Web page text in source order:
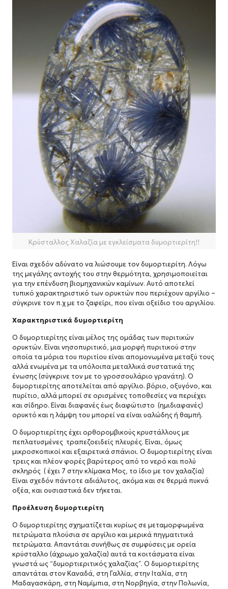
Κρύσταλλος Χαλαζία με εγκλείσματα δυμορτιερίτη!!
Είναι σχεδόν αδύνατο να λιώσουμε τον δυμορτιερίτη. Λόγω
της μεγάλης αντοχής του στην θερμότητα, χρησιμοποιείται
για την επένδυση βιομηχανικών καμίνων. Αυτό αποτελεί
τυπικό χαρακτηριστικό των ορυκτών που περιέχουν αργίλιο –
σύγκρινε τον π.χ με το ζαφείρι, που είναι οξείδιο του αργιλίου.
Χαρακτηριστικά δυμορτιερίτη
Ο δυμορτιερίτης είναι μέλος της ομάδας των πυριτικών
ορυκτών. Είναι νησοπυριτικό, μια μορφή πυριτικού στην
οποία τα μόρια του πυριτίου είναι απομονωμένα μεταξύ τους
αλλά ενωμένα με τα υπόλοιπα μεταλλικά συστατικά της
ένωσης (σύγκρινε τον με το γροσσουλάριο γρανάτη). Ο
δυμορτιερίτης αποτελείται από αργίλιο. βόριο, οξυγόνο, και
πυρίτιο, αλλά μπορεί σε ορισμένες τοποθεσίες να περιέχει
και σίδηρο. Είναι διαφανές έως διαφώτιστο (ημιδιαφανές)
ορυκτό και η λάμψη του μπορεί να είναι υαλώδης ή θαμπή.
Ο δυμορτιερίτης έχει ορθορομβικούς κρυστάλλους με
πεπλατυσμένες τραπεζοειδείς πλευρές. Είναι, όμως
μικροσκοπικοί και εξαιρετικά σπάνιοι. Ο δυμορτιερίτης είναι
τρεις και πλέον φορές βαρύτερος από το νερό και πολύ
σκληρός ( έχει 7 στην κλίμακα Μος, το ίδιο με τον χαλαζία)
Είναι σχεδόν πάντοτε αδιάλυτος, ακόμα και σε θερμά πυκνά
οξέα, και ουσιαστικά δεν τήκεται.
Προέλευση δυμορτιερίτη
Ο δυμορτιερίτης σχηματίζεται κυρίως σε μεταμορφωμένα
πετρώματα πλούσια σε αργίλιο και μερικά πηγματιτικά
πετρώματα. Απαντάται συνήθως σε συμφύσεις με ορεία
κρύσταλλο (άχρωμο χαλαζία) αυτά τα κοιτάσματα είναι
γνωστά ως “δυμορτιεριτικός χαλαζίας”. Ο δυμορτιερίτης
απαντάται στον Καναδά, στη Γαλλία, στην Ιταλία, στη
Μαδαγασκάρη, στη Ναμίμπια, στη Νορβηγία, στην Πολωνία,